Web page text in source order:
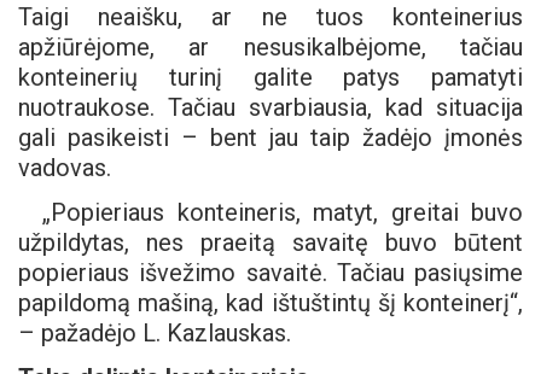
Taigi neaišku, ar ne tuos konteinerius
apžiūrėjome, ar nesusikalbėjome, tačiau
konteinerių turinį galite patys pamatyti
nuotraukose. Tačiau svarbiausia, kad situacija
gali pasikeisti – bent jau taip žadėjo įmonės
vadovas.
„Popieriaus konteineris, matyt, greitai buvo
užpildytas, nes praeitą savaitę buvo būtent
popieriaus išvežimo savaitė. Tačiau pasiųsime
papildomą mašiną, kad ištuštintų šį konteinerį“,
– pažadėjo L. Kazlauskas.